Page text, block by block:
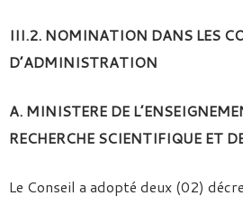
III.2. NOMINATION DANS LES
D’ADMINISTRATION
A. MINISTERE DE
RECHERCHE SCIENTIFIQUE ET
Le Conseil a adopté deux (02)